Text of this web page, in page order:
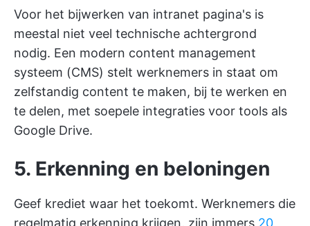
Voor het bijwerken van intranet pagina's is
meestal niet veel technische achtergrond
nodig. Een modern content management
systeem (CMS) stelt werknemers in staat om
zelfstandig content te maken, bij te werken en
te delen, met soepele integraties voor tools als
Google Drive.
5. Erkenning en beloningen
Geef krediet waar het toekomt. Werknemers die
regelmatig erkenning krijgen, zijn immers 20